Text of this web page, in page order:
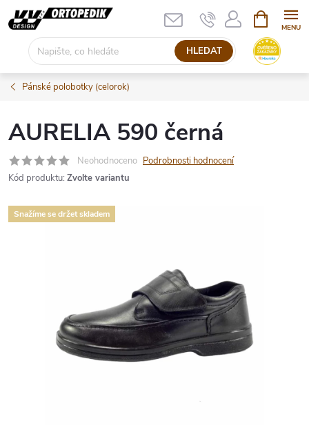
Přejít
na
HLEDAT
NÁKUPNÍ
KOŠÍK
Pánské polobotky (celorok)
AURELIA 590 černá
Neohodnoceno Podrobnosti hodnocení
Kód produktu: Zvolte variantu
Snažíme se držet skladem